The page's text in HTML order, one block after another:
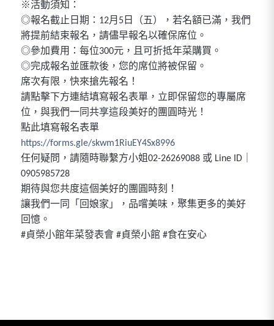
※活動須知：
◎報名截止日期：12月5日（五），若名額已滿，我們
將提前結束報名，請儘早報名以確保席位。
◎參加費用：每位300元，且可折抵年菜購買。
◎完成報名並匯款後，您的席位將被保留。
席次有限，快來搶先報名！
請點擊下方連結填寫報名表單，立即保留您的專屬席
位，與我們一同共享這段美好的團圓時光！
點此填寫報名表單
https://forms.gle/skwm1RiuEY4Sx8996
任何疑問，請隨時聯繫方小姐02-26269088 或 Line ID｜
0905985728
期待與您共度這個美好的團圓時刻！
讓我們一同「回娘家」，品嚐美味，聚集更多的美好
回憶。
#貞榮小館年菜發表會 #貞榮小館 #食在安心